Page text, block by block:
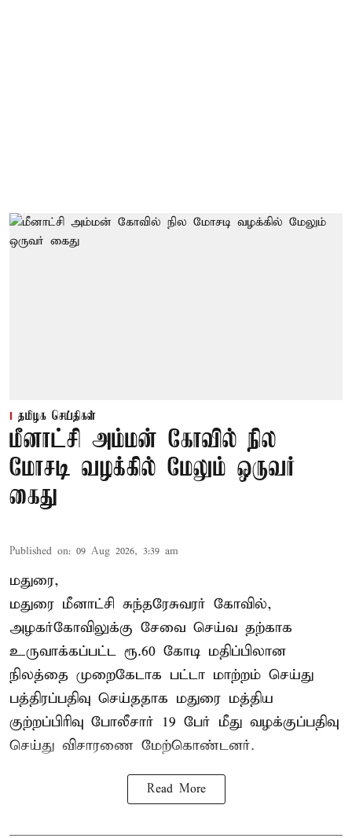
தமிழக செய்திகள்
மீனாட்சி அம்மன் கோவில் நில
மோசடி வழக்கில் மேலும் ஒருவர்
கைது
Published on: 09 Aug 2026, 3:39 am
மதுரை,
மதுரை மீனாட்சி சுந்தரேசுவரர் கோவில்,
அழகர்கோவிலுக்கு சேவை செய்வ தற்காக
உருவாக்கப்பட்ட ரூ.60 கோடி மதிப்பிலான
நிலத்தை முறைகேடாக பட்டா மாற்றம் செய்து
பத்திரப்பதிவு செய்ததாக மதுரை மத்திய
குற்றப்பிரிவு போலீசார் 19 பேர் மீது வழக்குப்பதிவு
செய்து விசாரணை மேற்கொண்டனர்.
Read More